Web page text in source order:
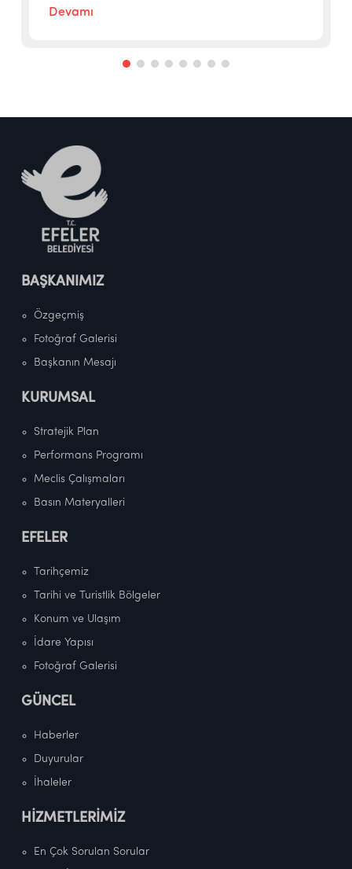
Devamı
BAŞKANIMIZ
Özgeçmiş
Fotoğraf Galerisi
Başkanın Mesajı
KURUMSAL
Stratejik Plan
Performans Programı
Meclis Çalışmaları
Basın Materyalleri
EFELER
Tarihçemiz
Tarihi ve Turistlik Bölgeler
Konum ve Ulaşım
İdare Yapısı
Fotoğraf Galerisi
GÜNCEL
Haberler
Duyurular
İhaleler
HİZMETLERİMİZ
En Çok Sorulan Sorular